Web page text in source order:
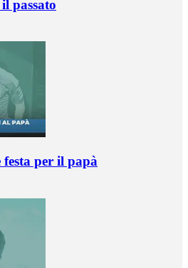
passato
per il papà